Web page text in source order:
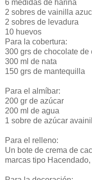
6 medidas de harina
2 sobres de vainilla
2 sobres de levadura
10 huevos
Para la cobertura:
300 grs de chocolate de
300 ml de nata
150 grs de mantequilla
Para el almíbar:
200 gr de azúcar
200 ml de agua
1 sobre de azúcar
Para el relleno:
Un bote de crema de
marcas tipo